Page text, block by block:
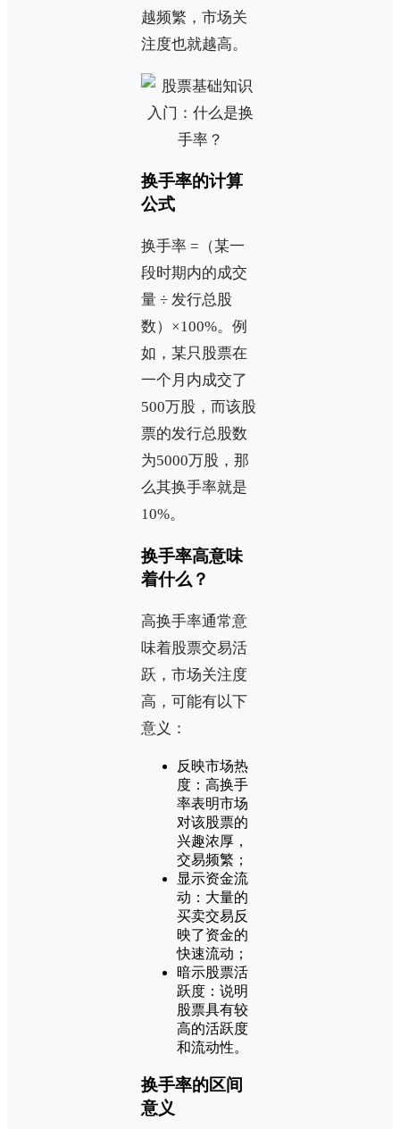
越频繁，市场关
注度也就越高。
换手率的计算
公式
换手率 =（某一
段时期内的成交
量 ÷ 发行总股
数）×100%。例
如，某只股票在
一个月内成交了
500万股，而该股
票的发行总股数
为5000万股，那
么其换手率就是
10%。
换手率高意味
着什么？
高换手率通常意
味着股票交易活
跃，市场关注度
高，可能有以下
意义：
反映市场热
度：高换手
率表明市场
对该股票的
兴趣浓厚，
交易频繁；
显示资金流
动：大量的
买卖交易反
映了资金的
快速流动；
暗示股票活
跃度：说明
股票具有较
高的活跃度
和流动性。
换手率的区间
意义